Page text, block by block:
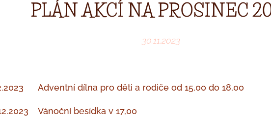
PLÁN AKCÍ NA PROSINEC
30.11.2023
Adventní dílna pro děti a rodiče od 15,00 do 18,00
Vánoční besídka v 17,00